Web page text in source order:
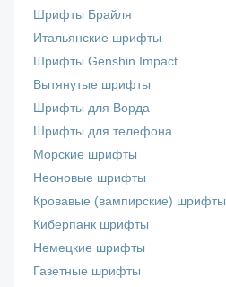
Шрифты Брайля
Итальянские шрифты
Шрифты Genshin Impact
Вытянутые шрифты
Шрифты для Ворда
Шрифты для телефона
Морские шрифты
Неоновые шрифты
Кровавые (вампирские) шрифты
Киберпанк шрифты
Немецкие шрифты
Газетные шрифты